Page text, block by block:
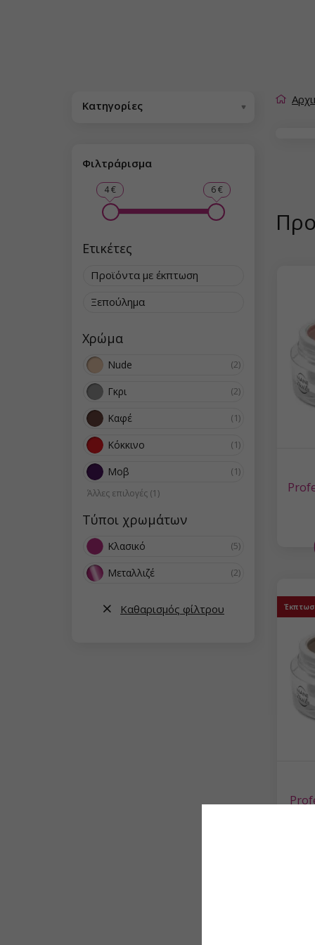
Κατηγορίες
Φιλτράρισμα
4 € 6 €
Ετικέτες
Προϊόντα με έκπτωση
Ξεπούλημα
Χρώμα
Nude (2)
Γκρι (2)
Καφέ (1)
Κόκκινο (1)
Μοβ (1)
Άλλες επιλογές (1)
Τύποι χρωμάτων
Κλασικό (5)
Μεταλλιζέ (2)
Καθαρισμός φίλτρου